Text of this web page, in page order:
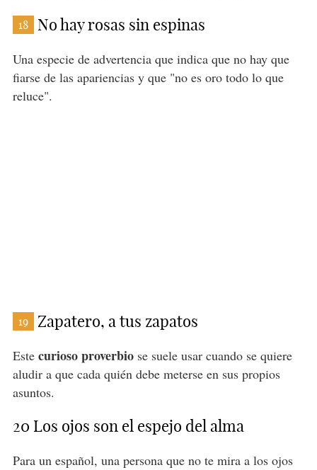
18 No hay rosas sin espinas
Una especie de advertencia que indica que no hay que
fiarse de las apariencias y que "no es oro todo lo que
reluce".
19 Zapatero, a tus zapatos
Este curioso proverbiose suele usar cuando se quiere
aludir a que cada quién debe meterse en sus propios
asuntos.
20 Los ojos son el espejo del alma
Para un español, una persona que no te mira a los ojos